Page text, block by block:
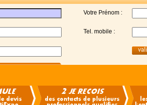
Votre Prénom :
Tel. mobile :